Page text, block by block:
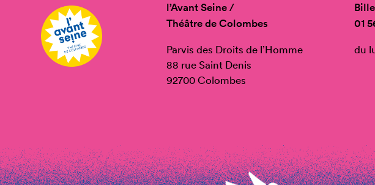
l’Avant Seine /
Théâtre de Colombes
Parvis des Droits de l’Homme
88 rue Saint Denis
92700 Colombes
01
du